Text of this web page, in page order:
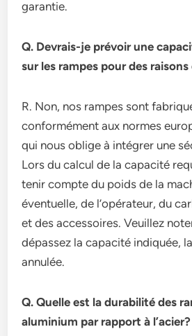
garantie.
Q. Devrais-je prévoir une
sur les rampes pour des
R. Non, nos rampes sont
conformément aux normes
qui nous oblige à intégrer une
Lors du calcul de la capacité
tenir compte du poids de la
éventuelle, de l’opérateur, du
et des accessoires. Veuillez
dépassez la capacité indiquée,
annulée.
Q. Quelle est la durabilité des
aluminium par rapport à l’acier?